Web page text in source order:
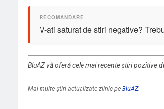
V-ati saturat de stiri negative?
BluAZ vă oferă cele mai recente știri pozitive
Mai multe știri actualizate zilnic pe BluAZ.